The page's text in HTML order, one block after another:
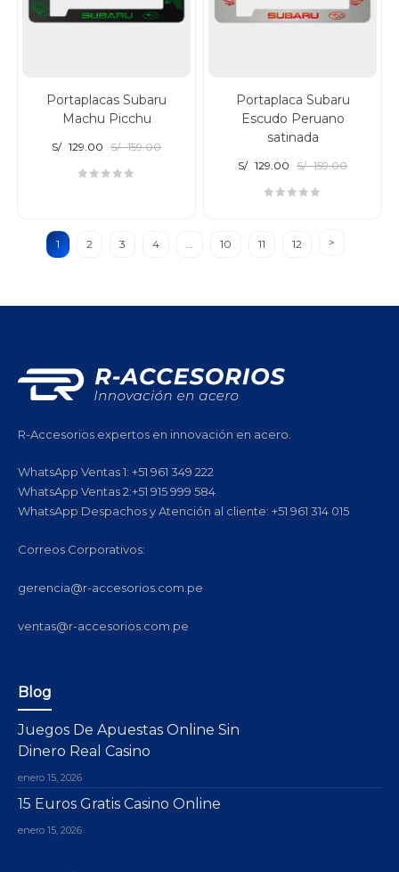
Portaplacas Subaru
Machu Picchu
S/ 159.00
S/ 129.00
Portaplaca Subaru
Escudo Peruano
satinada
S/ 159.00
S/ 129.00
1 2 3 4 10 11 12
R-Accesorios expertos en innovación en acero.
WhatsApp Ventas 1: +51 961 349 222
WhatsApp Ventas 2:+51 915 999 584
WhatsApp Despachos y Atención al cliente: +51 961 314 015
Correos Corporativos:
gerencia@r-accesorios.com.pe
ventas@r-accesorios.com.pe
Blog
Juegos De Apuestas Online Sin
Dinero Real Casino
enero 15, 2026
15 Euros Gratis Casino Online
enero 15, 2026